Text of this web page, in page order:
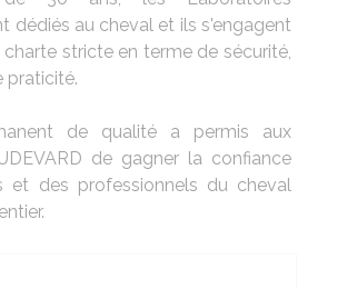
dédiés au cheval et ils s'engagent
stricte en terme de sécurité,
praticité.
de qualité a permis aux
de gagner la confiance
et des professionnels du cheval